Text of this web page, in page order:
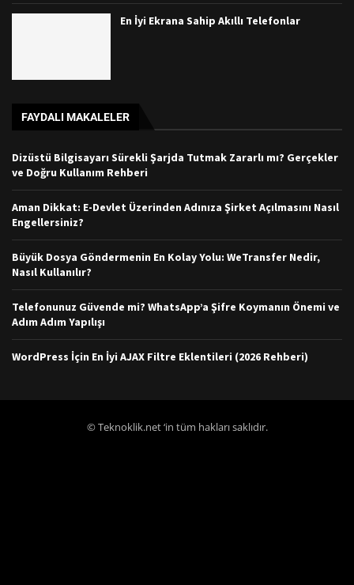
En İyi Ekrana Sahip Akıllı Telefonlar
FAYDALI MAKALELER
Dizüstü Bilgisayarı Sürekli Şarjda Tutmak Zararlı mı? Gerçekler
ve Doğru Kullanım Rehberi
Aman Dikkat: E-Devlet Üzerinden Adınıza Şirket Açılmasını Nasıl
Engellersiniz?
Büyük Dosya Göndermenin En Kolay Yolu: WeTransfer Nedir,
Nasıl Kullanılır?
Telefonunuz Güvende mi? WhatsApp’a Şifre Koymanın Önemi ve
Adım Adım Yapılışı
WordPress İçin En İyi AJAX Filtre Eklentileri (2026 Rehberi)
© Teknoklik.net ‘in tüm hakları saklıdır.